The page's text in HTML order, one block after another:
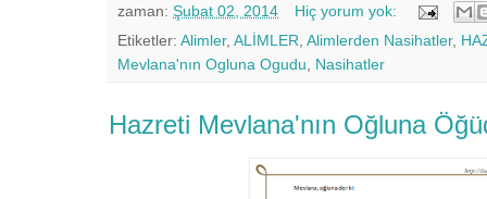
zaman: Şubat 02, 2014
Hiç yorum yok:
Etiketler: Alimler, ALİMLER Alimlerden Nasihatler,
Mevlana'nın Ogluna Ogudu
Nasihatler
Hazreti Mevlana'nın Oğluna